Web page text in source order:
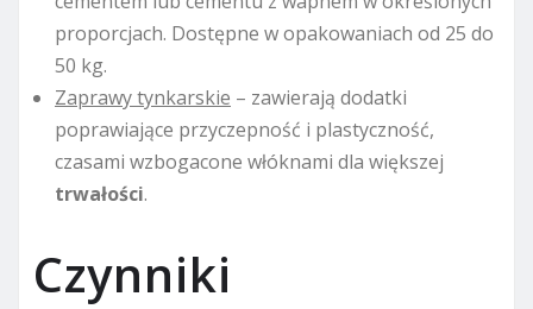
proporcjach. Dostępne w opakowaniach od 25 do
50 kg.
Zaprawy tynkarskie – zawierają dodatki
poprawiające przyczepność i plastyczność,
czasami wzbogacone włóknami dla większej
trwałości.
Czynniki